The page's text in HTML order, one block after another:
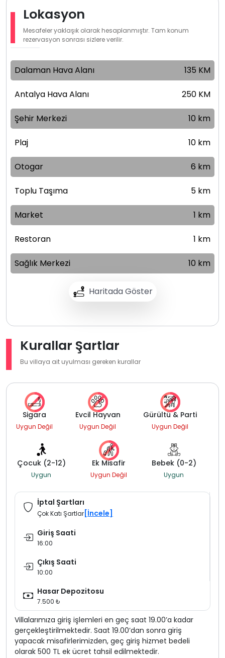
Lokasyon
Mesafeler yaklaşık olarak hesaplanmıştır. Tam konum
rezervasyon sonrası sizlere verilir.
Haritada Göster
Dalaman Hava Alanı 135 KM
Antalya Hava Alanı 250 KM
Şehir Merkezi 10 km
Plaj 10 km
Otogar 6 km
Toplu Taşıma 5 km
Market 1 km
Restoran 1 km
Sağlık Merkezi 10 km
Kurallar Şartlar
Bu villaya ait uyulması gereken kurallar
Sigara
Uygun Değil
Evcil Hayvan
Uygun Değil
Gürültü & Parti
Uygun Değil
Çocuk (2-12)
Uygun
Ek Misafir
Uygun Değil
Bebek (0-2)
Uygun
İptal Şartları
Çok Katı Şartlar [İncele]
Giriş Saati
16:00
Çıkış Saati
10:00
Hasar Depozitosu
7.500 ₺
Villalarımıza giriş işlemleri en geç saat 19.00’a kadar
gerçekleştirilmektedir. Saat 19.00’dan sonra giriş
yapacak misafirlerimizden, geç giriş hizmet bedeli
olarak 500 TL ek ücret tahsil edilmektedir.